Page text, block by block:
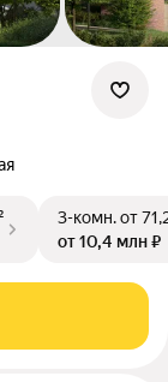
3-комн.от
от 10,4 млн ₽